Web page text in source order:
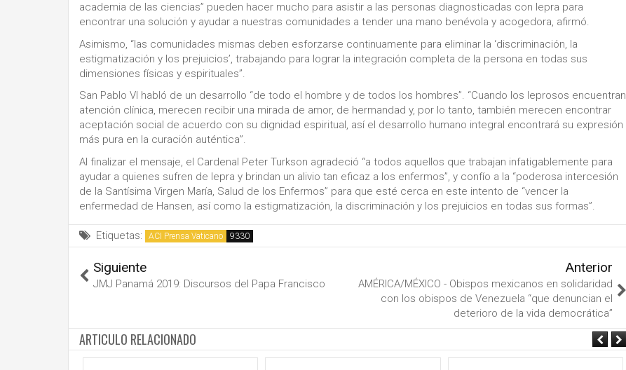
academia de las ciencias” pueden hacer mucho para asistir a las personas diagnosticadas con lepra para
encontrar una solución y ayudar a nuestras comunidades a tender una mano benévola y acogedora, afirmó.
Asimismo, “las comunidades mismas deben esforzarse continuamente para eliminar la ‘discriminación, la
estigmatización y los prejuicios’, trabajando para lograr la integración completa de la persona en todas sus
dimensiones físicas y espirituales”.
San Pablo VI habló de un desarrollo “de todo el hombre y de todos los hombres”. “Cuando los leprosos encuentran
atención clínica, merecen recibir una mirada de amor, de hermandad y, por lo tanto, también merecen encontrar
aceptación social de acuerdo con su dignidad espiritual, así el desarrollo humano integral encontrará su expresión
más pura en la curación auténtica”.
Al finalizar el mensaje, el Cardenal Peter Turkson agradeció “a todos aquellos que trabajan infatigablemente para
ayudar a quienes sufren de lepra y brindan un alivio tan eficaz a los enfermos”, y confío a la “poderosa intercesión
de la Santísima Virgen María, Salud de los Enfermos” para que esté cerca en este intento de “vencer la
enfermedad de Hansen, así como la estigmatización, la discriminación y los prejuicios en todas sus formas”.
Etiquetas: ACI Prensa Vaticano
Siguiente
JMJ Panamá 2019: Discursos del Papa Francisco
Anterior
AMÉRICA/MÉXICO - Obispos mexicanos en solidaridad
con los obispos de Venezuela “que denuncian el
deterioro de la vida democrática”
ARTICULO RELACIONADO